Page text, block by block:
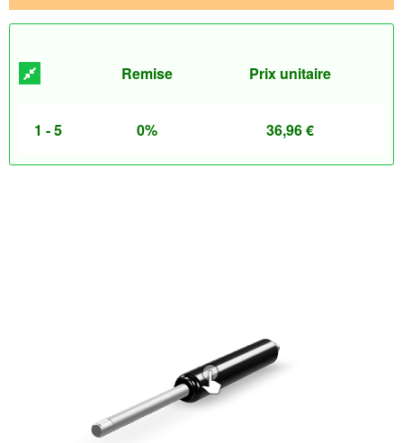
Remise Prix unitaire
1 - 5 0% 36,96€